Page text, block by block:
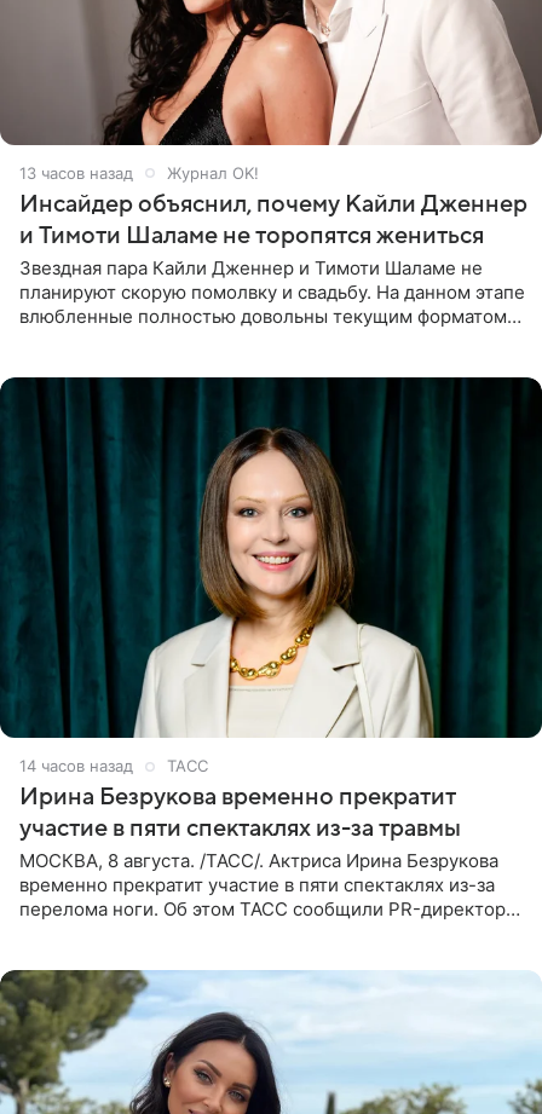
13 часов назад Журнал OK!
Инсайдер объяснил, почему Кайли Дженнер
и Тимоти Шаламе не торопятся жениться
Звездная пара Кайли Дженнер и Тимоти Шаламе не
планируют скорую помолвку и свадьбу. На данном этапе
влюбленные полностью довольны текущим форматом
14 часов назад ТАСС
Ирина Безрукова временно прекратит
участие в пяти спектаклях из-за травмы
МОСКВА, 8 августа. /ТАСС/. Актриса Ирина Безрукова
временно прекратит участие в пяти спектаклях из-за
перелома ноги. Об этом ТАСС сообщили PR-директор